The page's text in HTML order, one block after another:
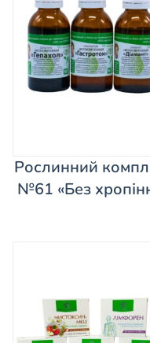
Рослинний
№61 «Без